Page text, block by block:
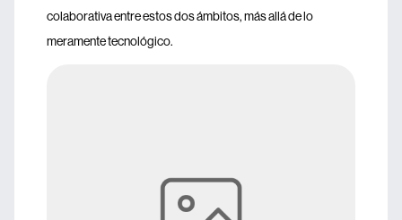
colaborativa entre estos dos ámbitos, más allá de lo
meramente tecnológico.